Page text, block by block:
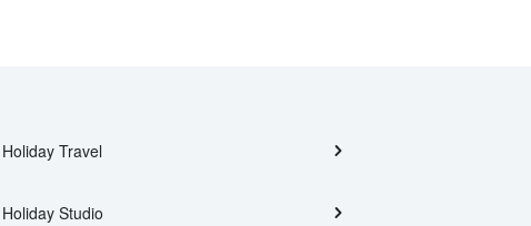
Holiday Travel
Holiday Studio